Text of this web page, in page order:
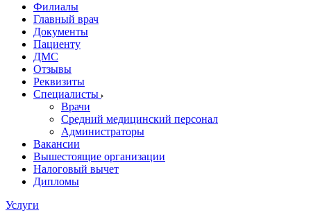
Филиалы
Главный врач
Документы
Пациенту
ДМС
Отзывы
Реквизиты
Специалисты
Врачи
Средний медицинский персонал
Администраторы
Вакансии
Вышестоящие организации
Налоговый вычет
Дипломы
Услуги